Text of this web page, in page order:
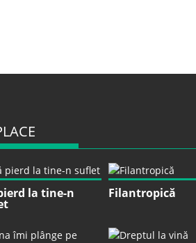
la tine-n Filantropică